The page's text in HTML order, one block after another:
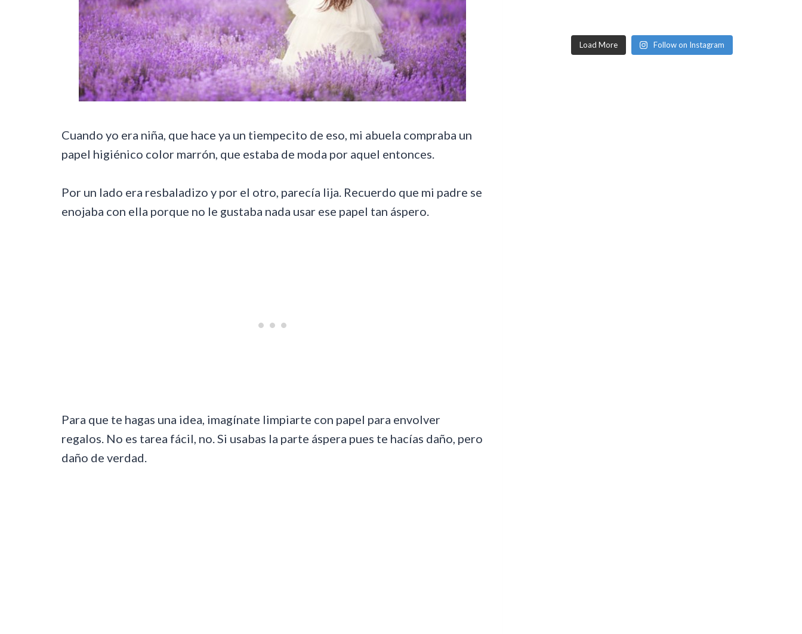
Cuando yo era niña, que hace ya un tiempecito de eso, mi abuela compraba un
papel higiénico color marrón, que estaba de moda por aquel entonces.
Por un lado era resbaladizo y por el otro, parecía lija. Recuerdo que mi padre se
enojaba con ella porque no le gustaba nada usar ese papel tan áspero.
Para que te hagas una idea, imagínate limpiarte con papel para envolver
regalos. No es tarea fácil, no. Si usabas la parte áspera pues te hacías daño, pero
daño de verdad.
Load More Follow on Instagram